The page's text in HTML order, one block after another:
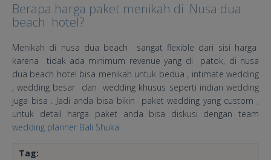
Berapa harga paket menikah di Nusa dua
beach hotel?
Menikah di nusa dua beach sangat flexible dari sisi harga
karena tidak ada minimum revenue yang di patok, di nusa
dua beach hotel bisa menikah untuk bedua , intimate wedding
, wedding besar dan wedding khusus seperti indian wedding
juga bisa . Jadi anda bisa bikin paket wedding yang custom ,
untuk detail harga paket anda bisa diskusi dengan team
wedding planner Bali Shuka
Tag: